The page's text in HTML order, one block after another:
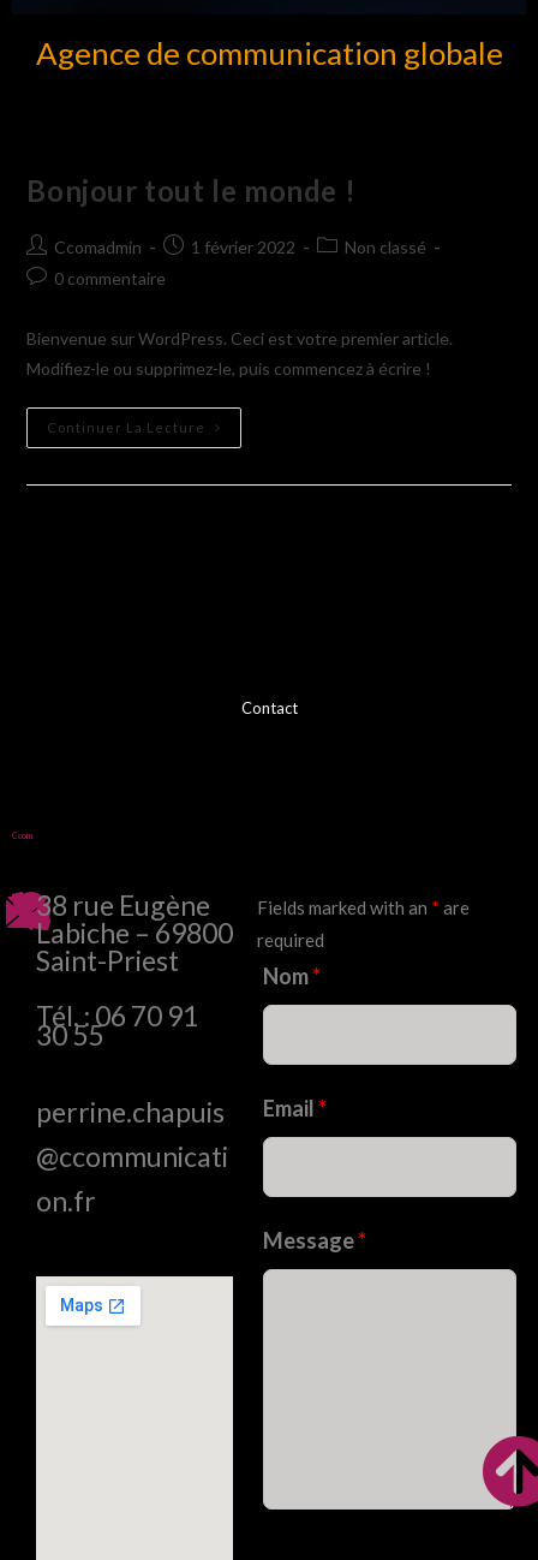
Agence de communication globale
Bonjour tout le monde !
Ccomadmin 1 février 2022
Non classé
0 commentaire
Bienvenue sur WordPress. Ceci est votre premier article.
Modifiez-le ou supprimez-le, puis commencez à écrire !
Continuer La Lecture
Contact
Ccom
38 rue Eugène
Labiche – 69800
Saint-Priest
Tél. : 06 70 91
30 55
perrine.chapuis
@ccommunicati
on.fr
Fields marked with an * are
required
Nom*
Email*
Message*